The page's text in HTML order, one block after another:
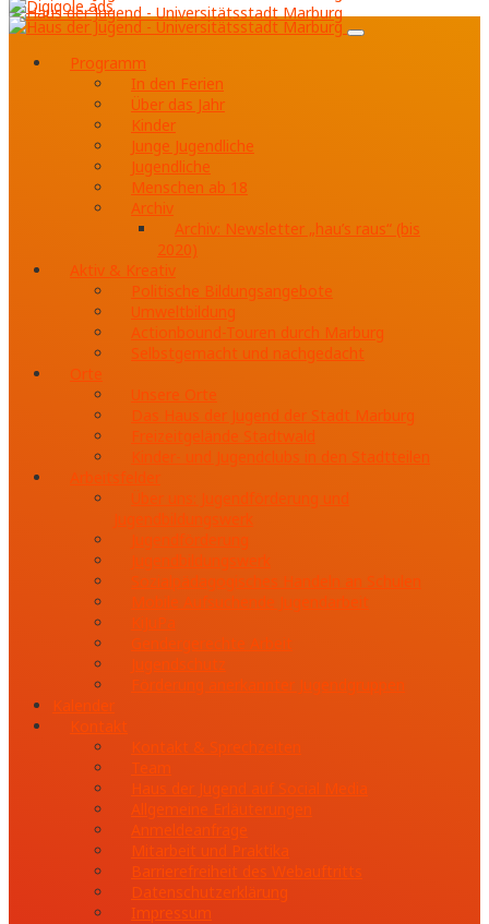
Programm
In den Ferien
Über das Jahr
Kinder
Junge Jugendliche
Jugendliche
Menschen ab 18
Archiv
Archiv: Newsletter „hau’s raus“ (bis
2020)
Aktiv & Kreativ
Politische Bildungsangebote
Umweltbildung
Actionbound-Touren durch Marburg
Selbstgemacht und nachgedacht
Orte
Unsere Orte
Das Haus der Jugend der Stadt Marburg
Freizeitgelände Stadtwald
Kinder- und Jugendclubs in den Stadtteilen
Arbeitsfelder
Über uns: Jugendförderung und
Jugendbildungswerk
Jugendförderung
Jugendbildungswerk
Sozialpädagogisches Handeln an Schulen
Mobile Aufsuchende Jugendarbeit
KiJuPa
Gendergerechte Arbeit
Jugendschutz
Förderung anerkannter Jugendgruppen
Kalender
Kontakt
Kontakt & Sprechzeiten
Team
Haus der Jugend auf Social Media
Allgemeine Erläuterungen
Anmeldeanfrage
Mitarbeit und Praktika
Barrierefreiheit des Webauftritts
Datenschutzerklärung
Impressum